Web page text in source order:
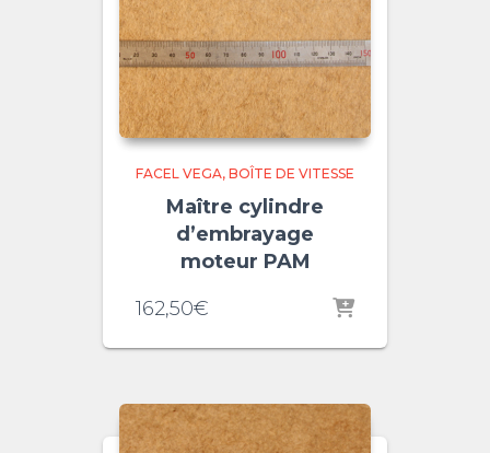
FACEL VEGA BOÎTE DE VITESSE
Maître cylindre
d’embrayage
moteur PAM
162,50€